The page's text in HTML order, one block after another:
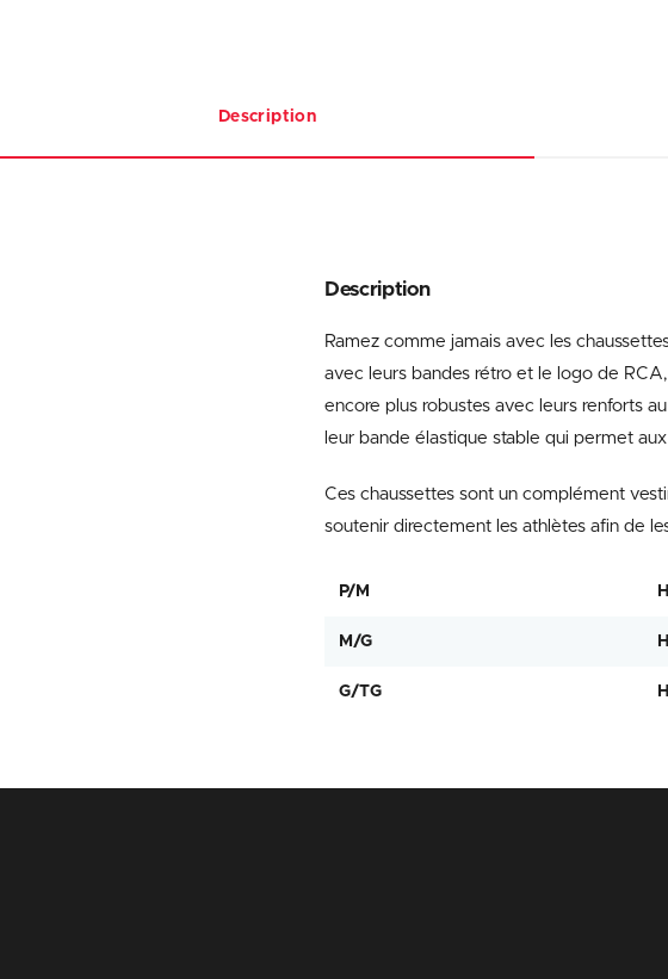
Description
Description
Ramez comme jamais avec les
avec leurs bandes rétro et le logo de
encore plus robustes avec leurs renforts
leur bande élastique stable qui permet
Ces chaussettes sont un complément
soutenir directement les athlètes afin de
P/M
M/G
G/TG